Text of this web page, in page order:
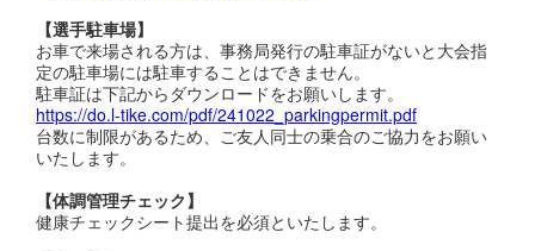
【選手駐車場】
お車で来場される方は、事務局発行の駐車証がないと大会指
定の駐車場には駐車することはできません。
駐車証は下記からダウンロードをお願いします。
https://do.l-tike.com/pdf/241022_parkingpermit.pdf
台数に制限があるため、ご友人同士の乗合のご協力をお願い
いたします。
【体調管理チェック】
健康チェックシート提出を必須といたします。